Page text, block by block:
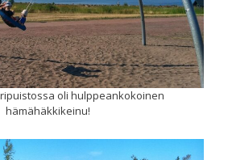
oli hulppeankokoinen
hämähäkkikeinu!